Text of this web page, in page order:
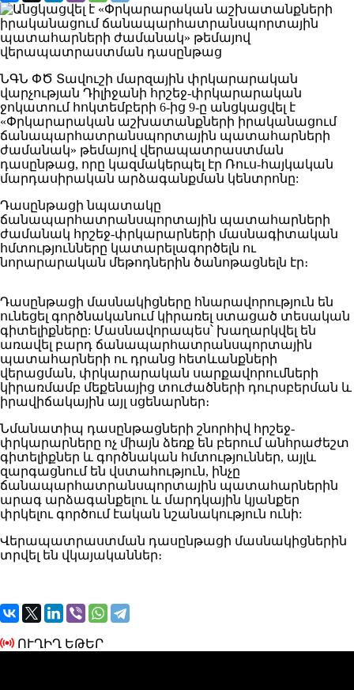
ՆԳՆ ՓԾ Տավուշի մարզային փրկարարական
վարչության Դիլիջանի հրշեջ-փրկարարական
ջոկատում հոկտեմբերի 6-ից 9-ը անցկացվել է
«Փրկարարական աշխատանքների իրականացում
ճանապարհատրանսպորտային պատահարների
ժամանակ» թեմայով վերապատրաստման
դասընթաց, որը կազմակերպել էր Ռուս-հայկական
մարդասիրական արձագանքման կենտրոնը:
Դասընթացի նպատակը
ճանապարհատրանսպորտային պատահարների
ժամանակ հրշեջ-փրկարարների մասնագիտական
հմտությունները կատարելագործելն ու
նորարարական մեթոդներին ծանոթացնելն էր։
Դասընթացի մասնակիցները հնարավորություն են
ունեցել գործնականում կիրառել ստացած տեսական
գիտելիքները: Մասնավորապես՝ խաղարկվել են
առավել բարդ ճանապարհատրանսպորտային
պատահարների ու դրանց հետևանքների
վերացման, փրկարարական սարքավորումների
կիրառմամբ մեքենայից տուժածների դուրսբերման և
իրավիճակային այլ սցենարներ։
Նմանատիպ դասընթացների շնորհիվ հրշեջ-
փրկարարները ոչ միայն ձեռք են բերում անհրաժեշտ
գիտելիքներ և գործնական հմտություններ, այլև
զարգացնում են վստահություն, ինչը
ճանապարհատրանսպորտային պատահարներին
արագ արձագանքելու և մարդկային կյանքեր
փրկելու գործում էական նշանակություն ունի:
Վերապատրաստման դասընթացի մասնակիցներին
տրվել են վկայականներ։
ՈՒՂԻՂ ԵԹԵՐ